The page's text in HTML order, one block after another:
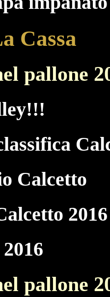
Cassa
pallone
Calcetto
2016
pallone